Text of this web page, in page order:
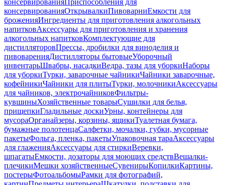
консервированияПриспособления для
консервированияОткрывалкиПивоварниЕмкости для
броженияИнгредиенты для приготовления алкогольных
напитковАксессуары для приготовления и хранения
алкогольных напитковКомплектующие для
дистилляторовПрессы, дробилки для виноделия и
пивоваренияДистилляторы бытовыеУборочный
инвентарьШвабры, насадкиВедра, тазы для уборкиНаборы
для уборкиТурки, заварочные чайникиЧайники заварочные,
кофейникиЧайники для плитыТурки, молочникиАксессуары
для чайников, электрочайниковФильтры-
кувшиныХозяйственные товарыСушилки для белья,
прищепкиГладильные доскиУрны, контейнеры для
мусораОрганайзеры, корзины, ящикиТуалетная бумага,
бумажные полотенцаСалфетки, мочалки, губки, мусорные
пакетыФольга, пленка, пакетыУпаковочная тараАксессуары
для глаженияАксессуары для стиркиВеревки,
шпагатыЕмкости, дозаторы для моющих средствВешалки-
плечикиМешки хозяйственныеСувенирыКопилкиКартины,
постерыФотоальбомыРамки для фотографий,